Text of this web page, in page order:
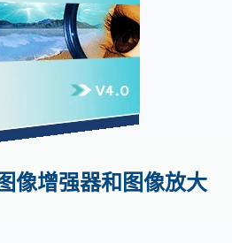
像增强器和图像放大